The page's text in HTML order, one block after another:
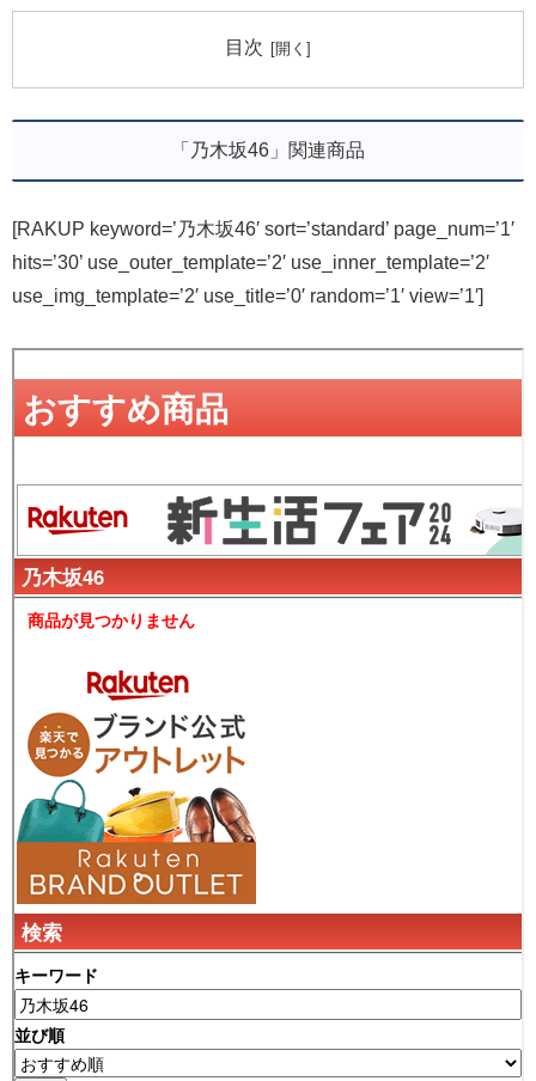
目次
「乃木坂46」関連商品
[RAKUP keyword=’乃木坂46′ sort=’standard’ page_num=’1′
hits=’30’ use_outer_template=’2′ use_inner_template=’2′
use_img_template=’2′ use_title=’0′ random=’1′ view=’1′]